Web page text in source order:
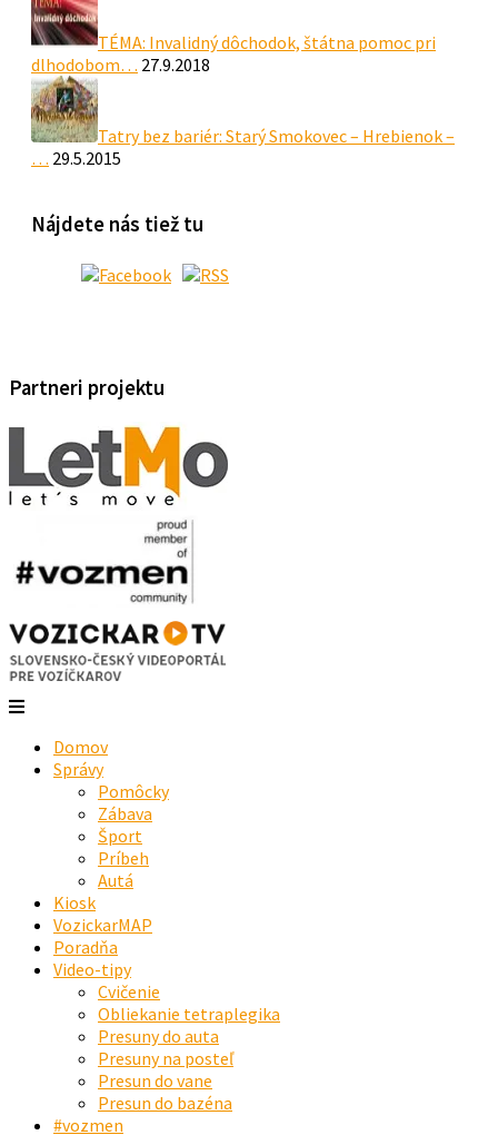
TÉMA: Invalidný dôchodok, štátna pomoc pri
dlhodobom… 27.9.2018
Tatry bez bariér: Starý Smokovec – Hrebienok –
… 29.5.2015
Nájdete nás tiež tu
Partneri projektu
Domov
Správy
Pomôcky
Zábava
Šport
Príbeh
Autá
Kiosk
VozickarMAP
Poradňa
Video-tipy
Cvičenie
Obliekanie tetraplegika
Presuny do auta
Presuny na posteľ
Presun do vane
Presun do bazéna
#vozmen